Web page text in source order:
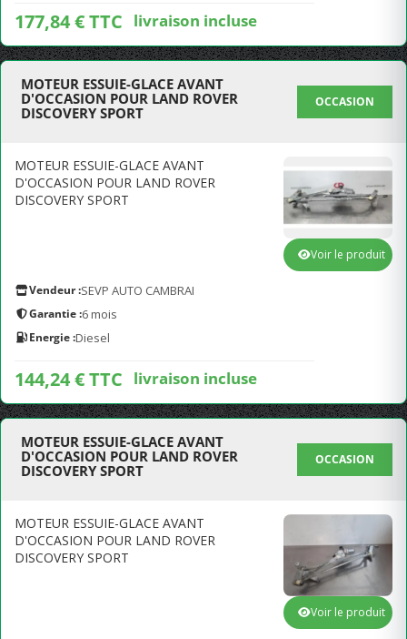
177,84 € TTC livraison incluse
MOTEUR ESSUIE-GLACE AVANT
D'OCCASION POUR LAND ROVER
DISCOVERY SPORT
OCCASION
MOTEUR ESSUIE-GLACE AVANT
D'OCCASION POUR LAND ROVER
DISCOVERY SPORT
Vendeur :SEVP AUTO CAMBRAI
Garantie :6 mois
Energie :Diesel
144,24 € TTC livraison incluse
Voir le produit
MOTEUR ESSUIE-GLACE AVANT
D'OCCASION POUR LAND ROVER
DISCOVERY SPORT
OCCASION
MOTEUR ESSUIE-GLACE AVANT
D'OCCASION POUR LAND ROVER
DISCOVERY SPORT
Voir le produit